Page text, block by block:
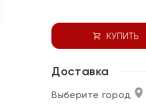
КУПИТЬ
Доставка
Выберите город